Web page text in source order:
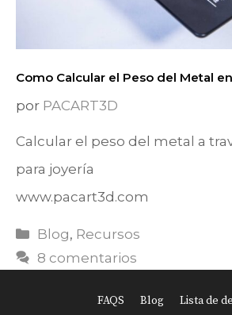
Como Calcular el Peso del Metal
por PACART3D
Calcular el peso del metal a
para joyería
www.pacart3d.com
Categorías
Blog, Recursos
8 comentarios
FAQS Blog Lista de